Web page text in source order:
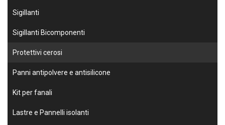
Sigillanti
Sigillanti Bicomponenti
Protettivi cerosi
Panni antipolvere e antisilicone
Kit per fanali
Lastre e Pannelli isolanti